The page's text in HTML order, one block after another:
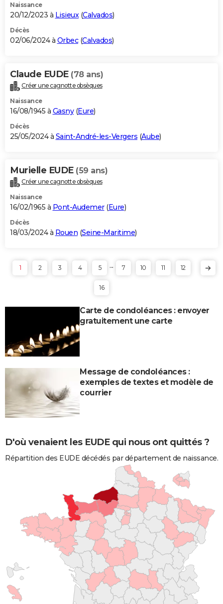
Naissance
20/12/2023 à Lisieux(Calvados)
Décès
02/06/2024 à Orbec(Calvados)
Claude EUDE (78 ans)
Créer une cagnotte obsèques
Naissance
16/08/1945 à Gasny(Eure)
Décès
25/05/2024 à Saint-André-les-Vergers (Aube)
Murielle EUDE (59 ans)
Créer une cagnotte obsèques
Naissance
16/02/1965 à Pont-Audemer(Eure)
Décès
18/03/2024 à Rouen (Seine-Maritime)
1 2 3 4 5 ... 7 10 11 12
16
Carte de condoléances : envoyer
gratuitement une carte
Message de condoléances :
exemples de textes et modèle de
courrier
D'où venaient les EUDE qui nous ont quittés ?
Répartition des EUDE décédés par département de naissance.